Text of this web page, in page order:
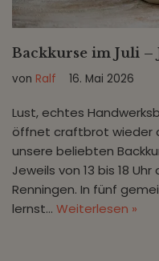
Backkurse im Juli –
von Ralf 16. Mai 2026
Lust, echtes
öffnet craftbrot wieder
unsere beliebten
Jeweils von 13 bis 18
Renningen. In fünf
lernst… Weiterlesen »